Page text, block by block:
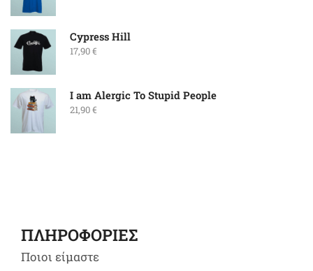
Cypress Hill
17,90€
I am Alergic To Stupid People
21,90€
ΠΛΗΡΟΦΟΡΙΕΣ
Ποιοι είμαστε